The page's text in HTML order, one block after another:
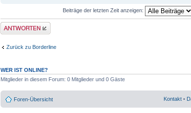
Beiträge der letzten Zeit anzeigen:
Antwort erstellen
Zurück zu Borderline
WER IST ONLINE?
Mitglieder in diesem Forum: 0 Mitglieder und 0 Gäste
Foren-Übersicht Kontakt •